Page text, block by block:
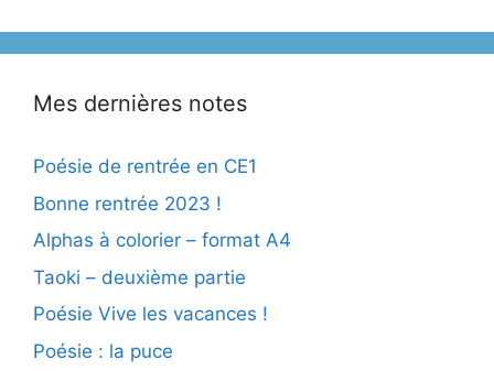
Mes dernières notes
Poésie de rentrée en CE1
Bonne rentrée 2023 !
Alphas à colorier – format A4
Taoki – deuxième partie
Poésie Vive les vacances !
Poésie : la puce